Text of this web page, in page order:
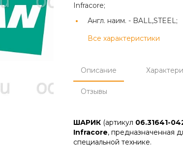
Infracore;
Англ. наим. - BALL,STEEL;
Все характеристики
Описание
Отзывы
ШАРИК(артикул 06.31641-
Infracore, предназначенная
специальной технике.